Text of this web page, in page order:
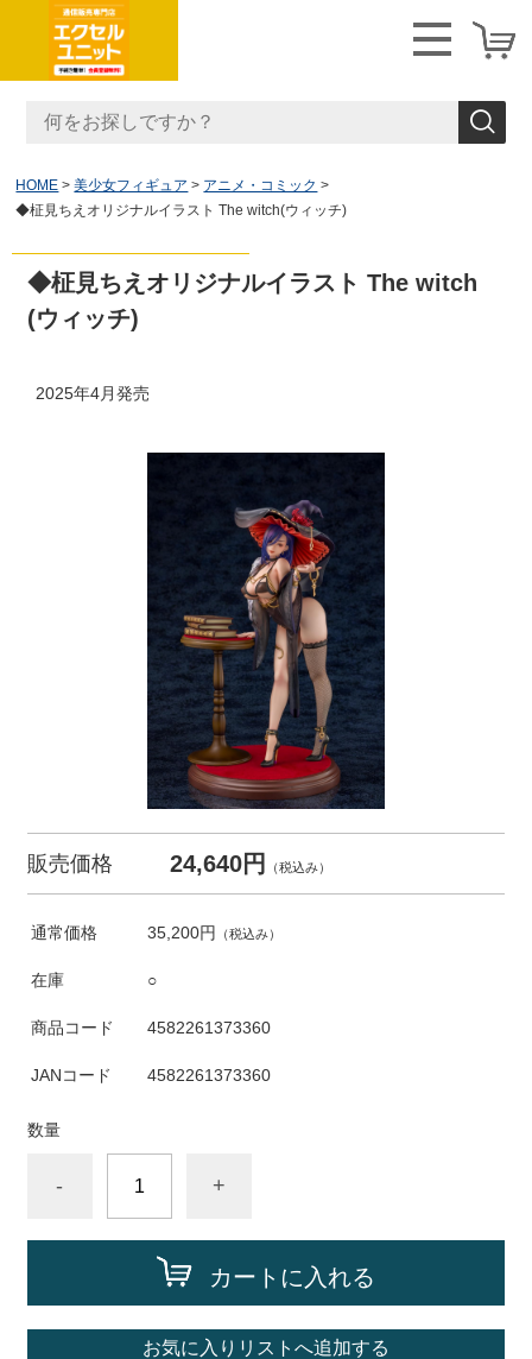
HOME 美少女フィギュア
アニメ・コミック
◆柾見ちえオリジナルイラスト The witch(ウィッチ)
◆柾見ちえオリジナルイラスト The witch
(ウィッチ)
2025年4月発売
販売価格 24,640円 （税込み）
通常価格 35,200円 （税込み）
在庫 ○
商品コード 4582261373360
JANコード 4582261373360
数量
- +
カートに入れる
お気に入りリストへ追加する